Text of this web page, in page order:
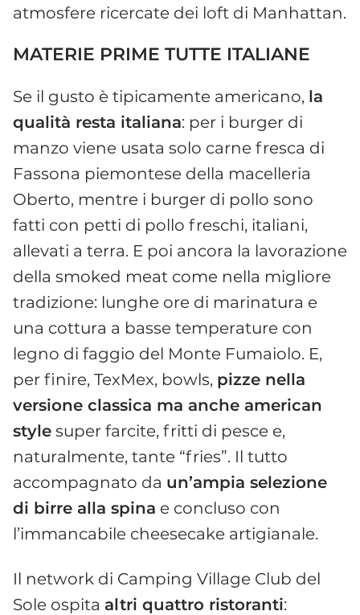
atmosfere ricercate dei loft di Manhattan.
MATERIE PRIME TUTTE ITALIANE
Se il gusto è tipicamente americano, la
qualità resta italiana: per i burger di
manzo viene usata solo carne fresca di
Fassona piemontese della macelleria
Oberto, mentre i burger di pollo sono
fatti con petti di pollo freschi, italiani,
allevati a terra. E poi ancora la lavorazione
della smoked meat come nella migliore
tradizione: lunghe ore di marinatura e
una cottura a basse temperature con
legno di faggio del Monte Fumaiolo. E,
per finire, TexMex, bowls, pizze nella
versione classica ma anche american
style super farcite, fritti di pesce e,
naturalmente, tante “fries”. Il tutto
accompagnato da un’ampia selezione
di birre alla spina e concluso con
l’immancabile cheesecake artigianale.
Il network di Camping Village Club del
Sole ospita altri quattro ristoranti: